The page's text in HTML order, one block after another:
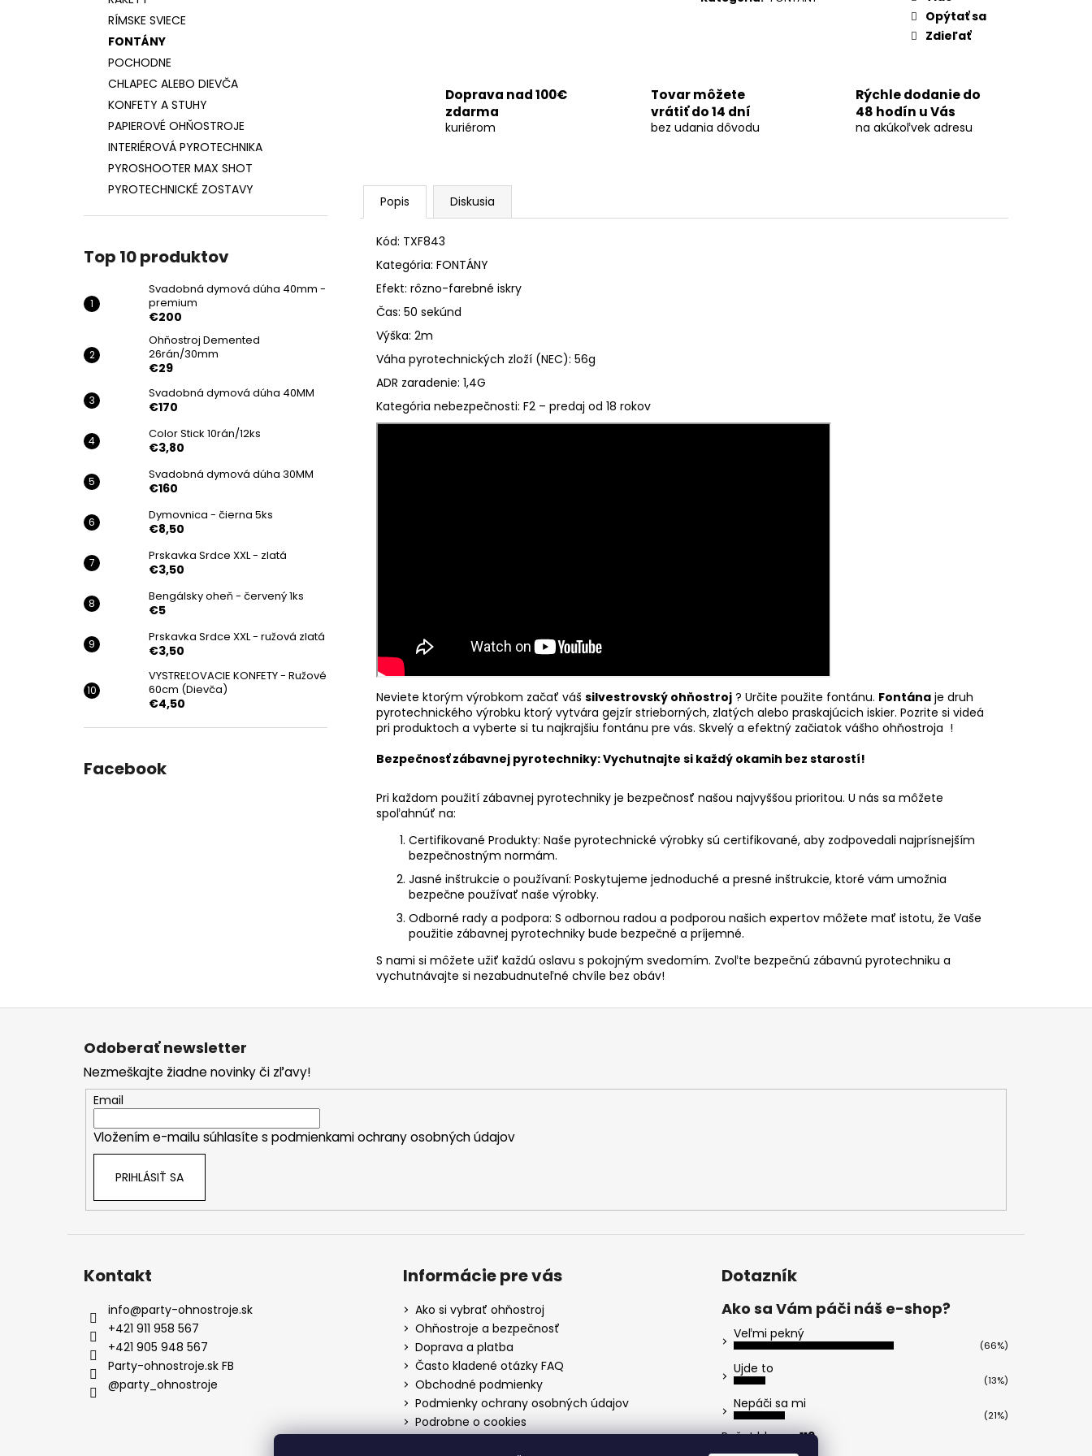
RÍMSKE SVIECE
FONTÁNY
POCHODNE
CHLAPEC ALEBO DIEVČA
KONFETY A STUHY
PAPIEROVÉ OHŇOSTROJE
INTERIÉROVÁ PYROTECHNIKA
PYROSHOOTER MAX SHOT
PYROTECHNICKÉ ZOSTAVY
Top 10 produktov
Svadobná dymová dúha 40mm -
premium
€200
Ohňostroj Demented
26rán/30mm
€29
Svadobná dymová dúha 40MM
€170
Color Stick 10rán/12ks
€3,80
Svadobná dymová dúha 30MM
€160
Dymovnica - čierna 5ks
€8,50
Prskavka Srdce XXL - zlatá
€3,50
Bengálsky oheň - červený 1ks
€5
Prskavka Srdce XXL - ružová zlatá
€3,50
VYSTREĽOVACIE KONFETY - Ružové
60cm (Dievča)
€4,50
Facebook
Opýtať sa
Zdieľať
Doprava nad 100€
zdarma
kuriérom
Tovar môžete
vrátiť do 14 dní
bez udania dôvodu
Rýchle dodanie do
48 hodín u Vás
na akúkoľvek adresu
Popis Diskusia
Kód: TXF843
Kategória: FONTÁNY
Efekt: rôzno-farebné iskry
Čas: 50 sekúnd
Výška: 2m
Váha pyrotechnických zloží (NEC): 56g
ADR zaradenie: 1,4G
Kategória nebezpečnosti: F2 – predaj od 18 rokov
Neviete ktorým výrobkom začať váš silvestrovský ohňostroj ? Určite použite fontánu. Fontána je druh
pyrotechnického výrobku ktorý vytvára gejzír strieborných, zlatých alebo praskajúcich iskier. Pozrite si videá
pri produktoch a vyberte si tu najkrajšiu fontánu pre vás. Skvelý a efektný začiatok vášho ohňostroja !
Bezpečnosť zábavnej pyrotechniky: Vychutnajte si každý okamih bez starostí!
Pri každom použití zábavnej pyrotechniky je bezpečnosť našou najvyššou prioritou. U nás sa môžete
spoľahnúť na:
Certifikované Produkty: Naše pyrotechnické výrobky sú certifikované, aby zodpovedali najprísnejším
bezpečnostným normám.
Jasné inštrukcie o používaní: Poskytujeme jednoduché a presné inštrukcie, ktoré vám umožnia
bezpečne používať naše výrobky.
Odborné rady a podpora: S odbornou radou a podporou našich expertov môžete mať istotu, že Vaše
použitie zábavnej pyrotechniky bude bezpečné a príjemné.
S nami si môžete užiť každú oslavu s pokojným svedomím. Zvoľte bezpečnú zábavnú pyrotechniku a
vychutnávajte si nezabudnuteľné chvíle bez obáv!
SVADOBNÁ DYMOVÁ DÚHA 40MM -
PREMIUM
€200
SVADOBNÁ DYMOVÁ DÚHA 40MM
Z
Odoberať newsletter
Nezmeškajte žiadne novinky či zľavy!
Email
Vložením e-mailu súhlasíte s podmienkami ochrany osobných údajov
PRIHLÁSIŤ SA
Kontakt
info@party-ohnostroje.sk
+421 911 958 567
+421 905 948 567
Party-ohnostroje.sk FB
@party_ohnostroje
Informácie pre vás
Ako si vybrať ohňostroj
Ohňostroje a bezpečnosť
Doprava a platba
Často kladené otázky FAQ
Obchodné podmienky
Podmienky ochrany osobných údajov
Podrobne o cookies
Dotazník
Ako sa Vám páči náš e-shop?
Veľmi pekný
(66%)
Ujde to
(13%)
Nepáči sa mi
(21%)
Počet hlasov:113